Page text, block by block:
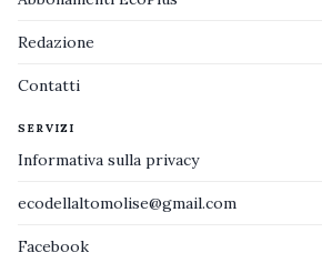
Redazione
Contatti
SERVIZI
Informativa sulla privacy
ecodellaltomolise@gmail.com
Facebook